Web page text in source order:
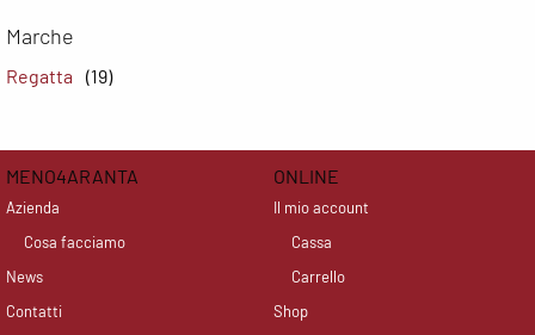
Marche
Regatta (19)
MENO4ARANTA
Azienda
Cosa facciamo
News
Contatti
ONLINE
Il mio account
Cassa
Carrello
Shop